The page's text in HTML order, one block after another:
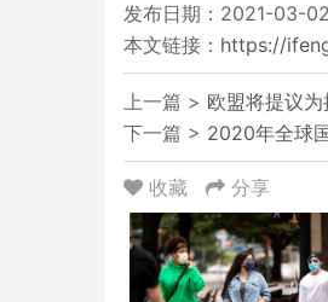
发布日期：2021-03-
本文链接： https://
上一篇 > 欧盟将提议
下一篇 > 2020年全球
收藏 分享